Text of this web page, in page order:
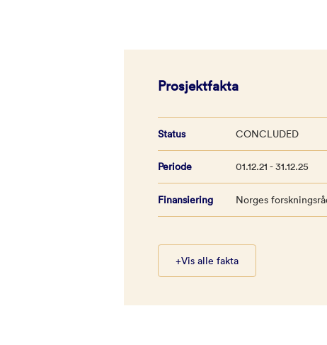
Prosjektfakta
Status CONCLUDED
Periode 01.12.21 - 31.12.25
Finansiering Norges
+Vis alle fakta